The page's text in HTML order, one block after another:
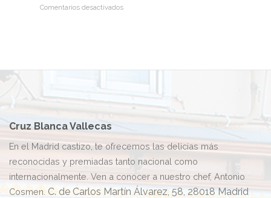
recomendado
Comentarios desactivadosen
cocina
Blanca
Vallecas
Alimentos
de
Cruz Blanca Vallecas
En el Madrid castizo, te ofrecemos las delicias más
reconocidas y premiadas tanto nacional como
internacionalmente. Ven a conocer a nuestro chef, Antonio
Cosmen. C. de Carlos Martín Álvarez, 58, 28018 Madrid